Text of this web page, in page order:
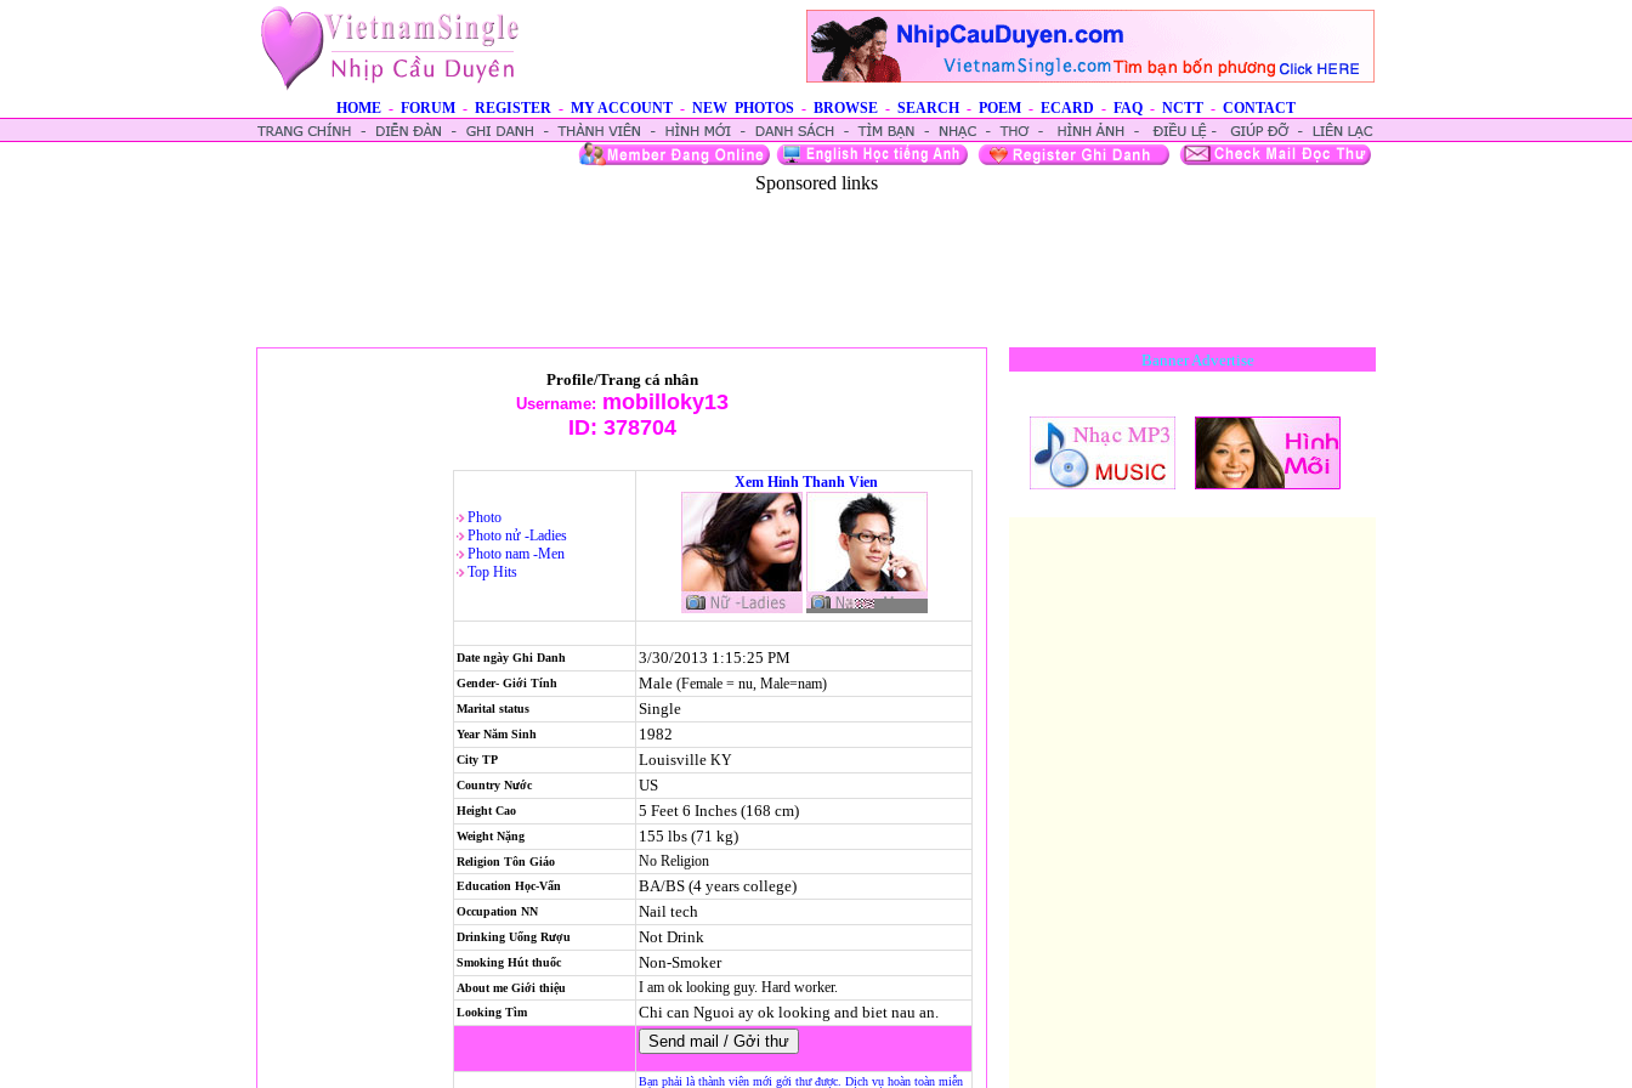
HOME - FORUM - REGISTER - MY ACCOUNT - NEW PHOTOS - BROWSE - SEARCH - POEM - ECARD - FAQ - NCTT - CONTACT
Sponsored links
Profile/Trang cá nhân
Username: mobilloky13
ID: 378704
Photo
Photo nử -Ladies
Photo nam -Men
Top Hits
Xem Hinh Thanh Vien
Date ngày Ghi Danh 3/30/2013 1:15:25 PM
Gender- Giới Tính Male (Female = nu, Male=nam)
Marital status Single
Year Năm Sinh 1982
City TP Louisville KY
Country Nước US
Height Cao 5 Feet 6 Inches (168 cm)
Weight Nặng 155 lbs (71 kg)
Religion Tôn Giáo No Religion
Education Học-Vấn BA/BS (4 years college)
Occupation NN Nail tech
Drinking Uống Rượu Not Drink
Smoking Hút thuốc Non-Smoker
About me Giới thiệu I am ok looking guy. Hard worker.
Looking Tìm Chi can Nguoi ay ok looking and biet nau an.
Bạn phải là thành viên mới gởi thư được. Dịch vụ hoàn toàn miễn
Banner Advertise